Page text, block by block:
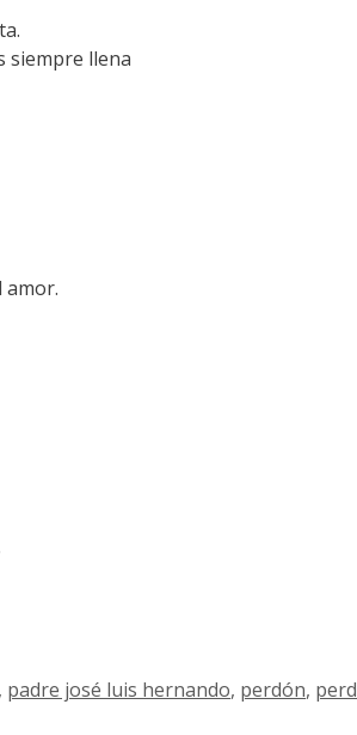
siempre llena
amor.
, padre josé luis hernando, perdón,